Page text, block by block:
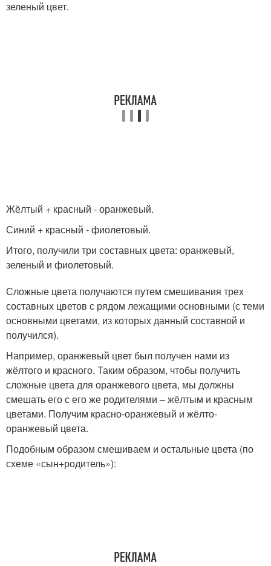
зеленый цвет.
Жёлтый + красный - оранжевый.
Синий + красный - фиолетовый.
Итого, получили три составных цвета: оранжевый,
зеленый и фиолетовый.
Сложные цвета получаются путем смешивания трех
составных цветов с рядом лежащими основными (с теми
основными цветами, из которых данный составной и
получился).
Например, оранжевый цвет был получен нами из
жёлтого и красного. Таким образом, чтобы получить
сложные цвета для оранжевого цвета, мы должны
смешать его с его же родителями – жёлтым и красным
цветами. Получим красно-оранжевый и жёлто-
оранжевый цвета.
Подобным образом смешиваем и остальные цвета (по
схеме «сын+родитель»):